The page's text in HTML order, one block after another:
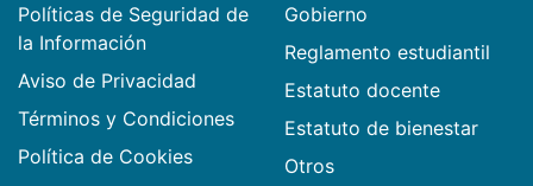
Políticas de Seguridad de
la Información
Aviso de Privacidad
Términos y Condiciones
Política de Cookies
Gobierno
Reglamento estudiantil
Estatuto docente
Estatuto de bienestar
Otros